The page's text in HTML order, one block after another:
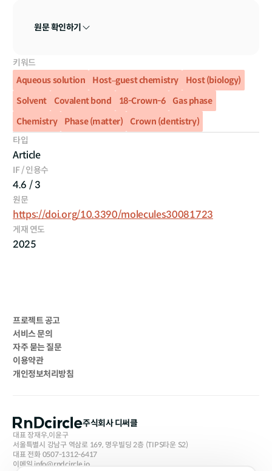
원문 확인하기
키워드
Aqueous solution
Host–guest chemistry
Host (biology)
Solvent
Covalent bond 18-Crown-6
Gas phase
Chemistry
Phase (matter)
Crown (dentistry)
타입
Article
IF / 인용수
4.6 / 3
원문
https://doi.org/10.3390/molecules30081723
게재 연도
2025
프로젝트 공고
서비스 문의
자주 묻는 질문
이용약관
개인정보처리방침
주식회사 디써클
대표 장재우,이윤구
서울특별시 강남구 역삼로 169, 명우빌딩 2층 (TIPS타운 S2)
대표 전화 0507-1312-6417
이메일 info@rndcircle.io